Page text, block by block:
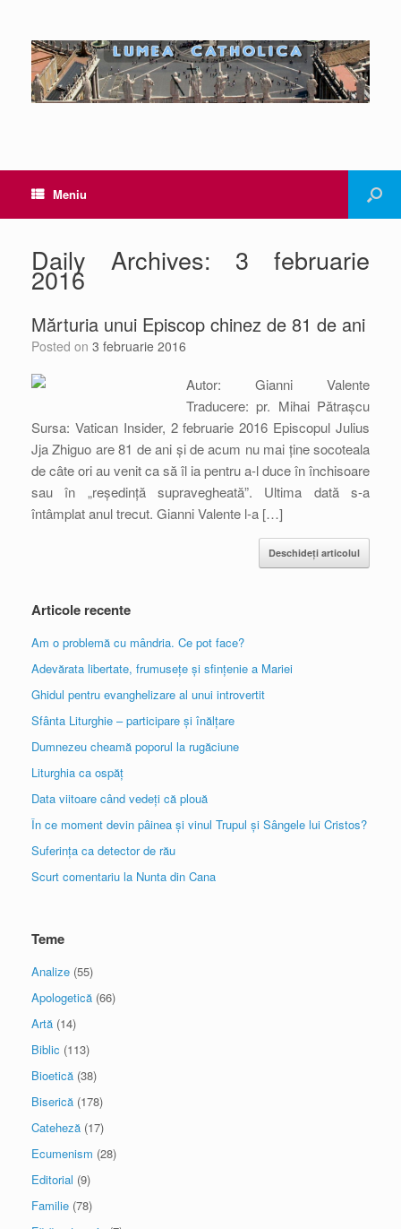
Meniu
Daily Archives: 3 februarie
2016
Mărturia unui Episcop chinez de 81 de ani
Posted on 3 februarie 2016
Autor: Gianni Valente
Traducere: pr. Mihai Pătrașcu
Sursa: Vatican Insider, 2 februarie 2016 Episcopul Julius
Jja Zhiguo are 81 de ani și de acum nu mai ține socoteala
de câte ori au venit ca să îl ia pentru a-l duce în închisoare
sau în „reședință supravegheată”. Ultima dată s-a
întâmplat anul trecut. Gianni Valente l-a […]
Deschideți articolul
Articole recente
Am o problemă cu mândria. Ce pot face?
Adevărata libertate, frumusețe și sfințenie a Mariei
Ghidul pentru evanghelizare al unui introvertit
Sfânta Liturghie – participare și înălțare
Dumnezeu cheamă poporul la rugăciune
Liturghia ca ospăț
Data viitoare când vedeți că plouă
În ce moment devin pâinea și vinul Trupul și Sângele lui Cristos?
Suferința ca detector de rău
Scurt comentariu la Nunta din Cana
Teme
Analize (55)
Apologetică (66)
Artă (14)
Biblic (113)
Bioetică (38)
Biserică (178)
Cateheză (17)
Ecumenism (28)
Editorial (9)
Familie (78)